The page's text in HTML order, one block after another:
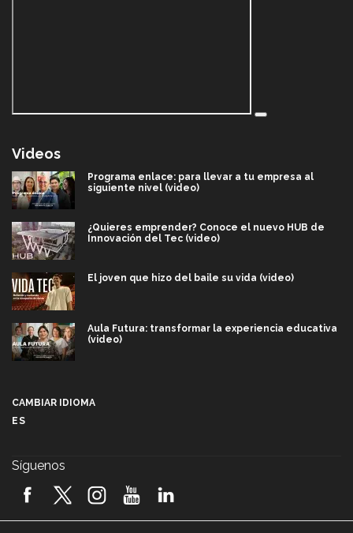
Videos
Programa enlace: para llevar a tu empresa al
siguiente nivel (video)
¿Quieres emprender? Conoce el nuevo HUB de
Innovación del Tec (video)
El joven que hizo del baile su vida (video)
Aula Futura: transformar la experiencia educativa
(video)
2026! (video)
CAMBIAR IDIOMA
ES
Síguenos